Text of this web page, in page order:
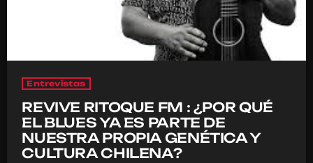
Entrevistas
REVIVE RITOQUE FM : ¿POR QUÉ
EL BLUES YA ES PARTE DE
NUESTRA PROPIA GENÉTICA Y
CULTURA CHILENA?